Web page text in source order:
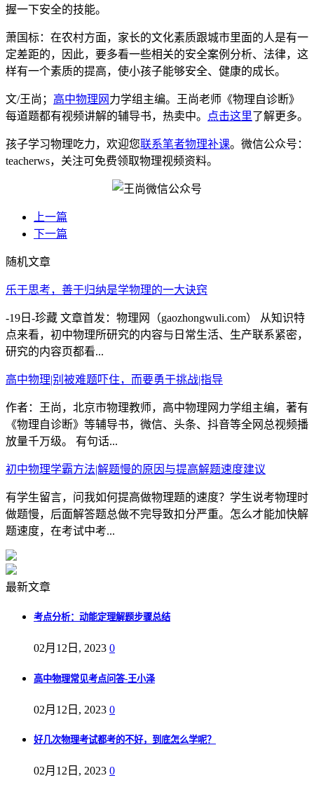
握一下安全的技能。
萧国标：在农村方面，家长的文化素质跟城市里面的人是有一
定差距的，因此，要多看一些相关的安全案例分析、法律，这
样有一个素质的提高，使小孩子能够安全、健康的成长。
文/王尚； 高中物理网 力学组主编。王尚老师《物理自诊断》
每道题都有视频讲解的辅导书，热卖中。
点击这里了解更多。
孩子学习物理吃力，欢迎您联系笔者物理补课。微信公众号：
teacherws，关注可免费领取物理视频资料。
上一篇
下一篇
随机文章
乐于思考，善于归纳是学物理的一大诀窍
-19日-珍藏 文章首发：物理网（gaozhongwuli.com） 从知识特
点来看，初中物理所研究的内容与日常生活、生产联系紧密，
研究的内容页都看...
高中物理|别被难题吓住，而要勇于挑战|指导
作者：王尚，北京市物理教师，高中物理网力学组主编，著有
《物理自诊断》等辅导书，微信、头条、抖音等全网总视频播
放量千万级。 有句话...
初中物理学霸方法|解题慢的原因与提高解题速度建议
有学生留言，问我如何提高做物理题的速度？学生说考物理时
做题慢，后面解答题总做不完导致扣分严重。怎么才能加快解
题速度，在考试中考...
最新文章
考点分析：动能定理解题步骤总结
02月12日, 2023 0
高中物理常见考点问答-王小泽
02月12日, 2023 0
好几次物理考试都考的不好，到底怎么学呢？
02月12日, 2023 0